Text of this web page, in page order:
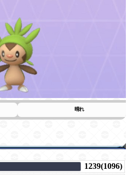
晴れ
1239(1096)